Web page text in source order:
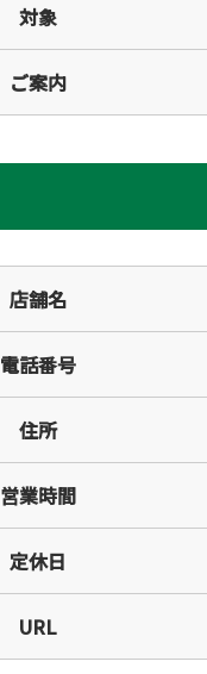
対象
ご案内
店舗名
電話番号
住所
営業時間
定休日
URL